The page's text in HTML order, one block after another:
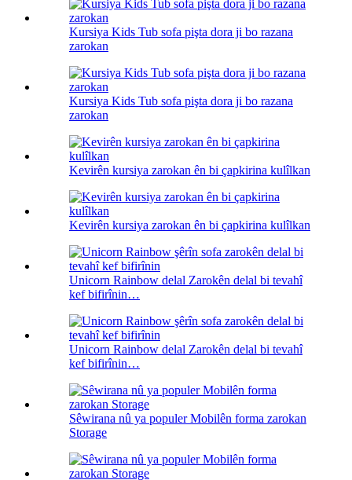
Kursiya Kids Tub sofa pişta dora ji bo razana
zarokan
Kursiya Kids Tub sofa pişta dora ji bo razana
zarokan
Kevirên kursiya zarokan ên bi çapkirina kulîlkan
Kevirên kursiya zarokan ên bi çapkirina kulîlkan
Unicorn Rainbow delal Zarokên delal bi tevahî
kef bifirînin…
Unicorn Rainbow delal Zarokên delal bi tevahî
kef bifirînin…
Sêwirana nû ya populer Mobilên forma zarokan
Storage